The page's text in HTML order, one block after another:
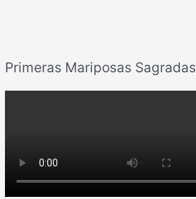
Primeras Mariposas Sagradas